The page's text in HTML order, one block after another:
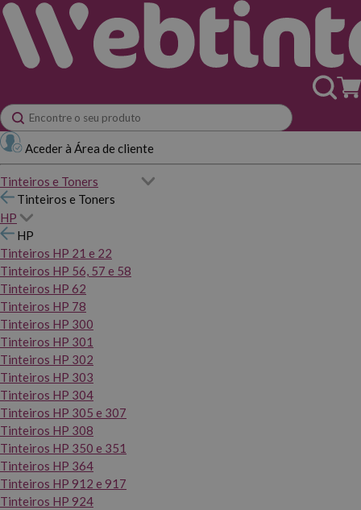
Aceder à Área de cliente
Tinteiros e Toners
Tinteiros e Toners
HP
HP
Tinteiros HP 21 e 22
Tinteiros HP 56, 57 e 58
Tinteiros HP 62
Tinteiros HP 78
Tinteiros HP 300
Tinteiros HP 301
Tinteiros HP 302
Tinteiros HP 303
Tinteiros HP 304
Tinteiros HP 305 e 307
Tinteiros HP 308
Tinteiros HP 350 e 351
Tinteiros HP 364
Tinteiros HP 912 e 917
Tinteiros HP 924